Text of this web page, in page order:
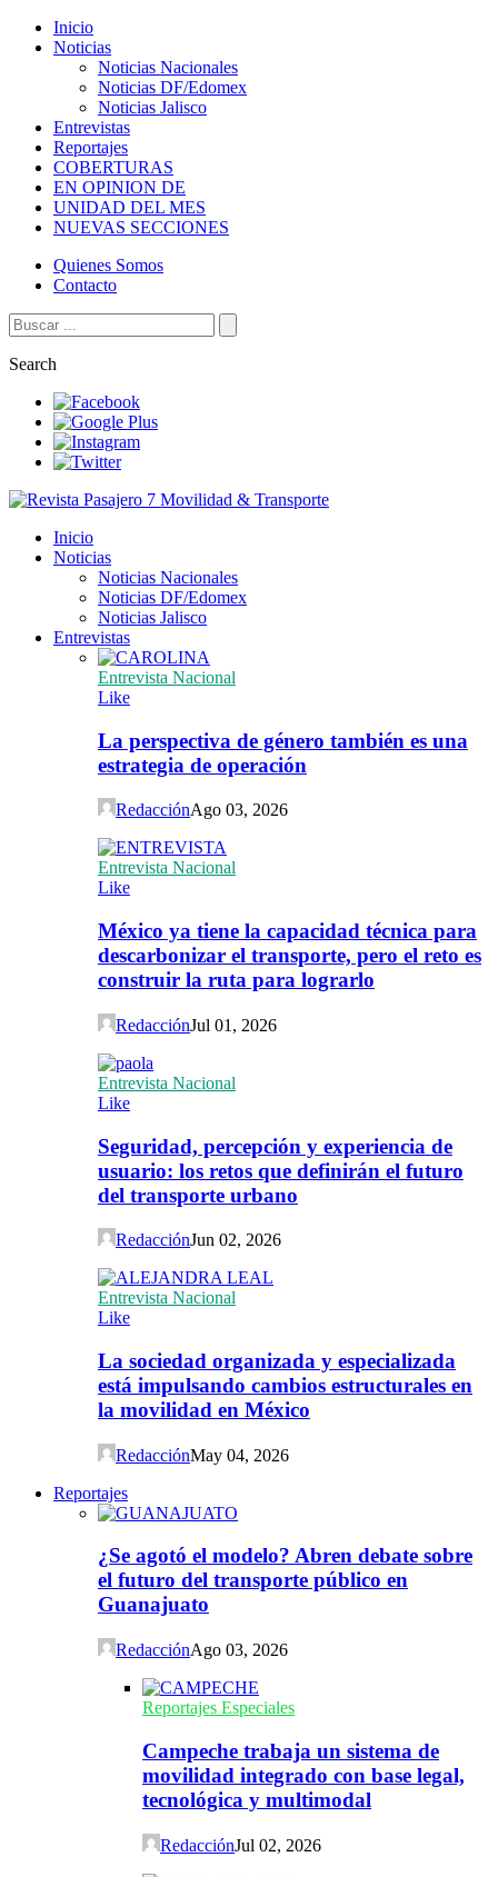
Inicio
Noticias
Noticias Nacionales
Noticias DF/Edomex
Noticias Jalisco
Entrevistas
Reportajes
COBERTURAS
EN OPINION DE
UNIDAD DEL MES
NUEVAS SECCIONES
Quienes Somos
Contacto
Search
Inicio
Noticias
Noticias Nacionales
Noticias DF/Edomex
Noticias Jalisco
Entrevistas
Entrevista Nacional
Like
La perspectiva de género también es una
estrategia de operación
RedacciónAgo 03, 2026
Entrevista Nacional
Like
México ya tiene la capacidad técnica para
descarbonizar el transporte, pero el reto es
construir la ruta para lograrlo
RedacciónJul 01, 2026
Entrevista Nacional
Like
Seguridad, percepción y experiencia de
usuario: los retos que definirán el futuro
del transporte urbano
RedacciónJun 02, 2026
Entrevista Nacional
Like
La sociedad organizada y especializada
está impulsando cambios estructurales en
la movilidad en México
RedacciónMay 04, 2026
Reportajes
¿Se agotó el modelo? Abren debate sobre
el futuro del transporte público en
Guanajuato
RedacciónAgo 03, 2026
Reportajes Especiales
Campeche trabaja un sistema de
movilidad integrado con base legal,
tecnológica y multimodal
RedacciónJul 02, 2026